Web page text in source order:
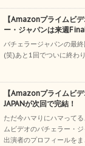
【Amazonプライムビ
ー・ジャパンは来週
バチェラージャパンの最
(笑)あと1回でついに終わ
【Amazonプライムビ
JAPANが次回で完結！
ただ今ハマりにハマって
ムビデオのバチェラー・
出演者のプロフィールをま